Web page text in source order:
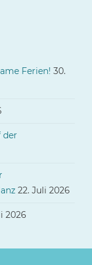
Ferien! 30.
der
22. Juli 2026
2026